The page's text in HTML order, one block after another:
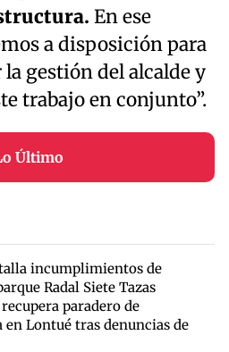
En ese
a disposición para
gestión del alcalde y
trabajo en conjunto”.
Último
incumplimientos de
Radal Siete Tazas
paradero de
Lontué tras denuncias de